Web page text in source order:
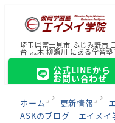
埼玉県富士見市 ふじみ野市
台 志木 柳瀬川 にある学習塾
公式LINEから
お問い合わせ
ホーム 更新情報
ASKのブログ｜エイメ